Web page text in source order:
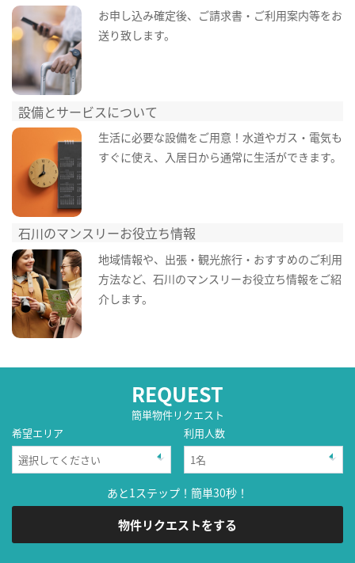
お申し込み確定後、ご請求書・ご利用案内等をお
送り致します。
設備とサービスについて
生活に必要な設備をご用意！水道やガス・電気も
すぐに使え、入居日から通常に生活ができます。
石川のマンスリーお役立ち情報
地域情報や、出張・観光旅行・おすすめのご利用
方法など、石川のマンスリーお役立ち情報をご紹
介します。
REQUEST
簡単物件リクエスト
希望エリア
利用人数
あと1ステップ！簡単30秒！
物件リクエストをする